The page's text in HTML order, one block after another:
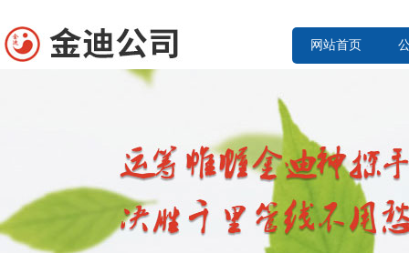
网站首页